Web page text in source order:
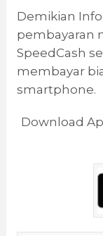
Demikian
pembayaran
SpeedCash
membayar
smartphone.
Download